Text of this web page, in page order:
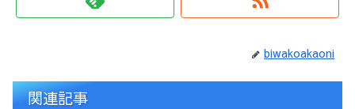
biwakoakaoni
関連記事